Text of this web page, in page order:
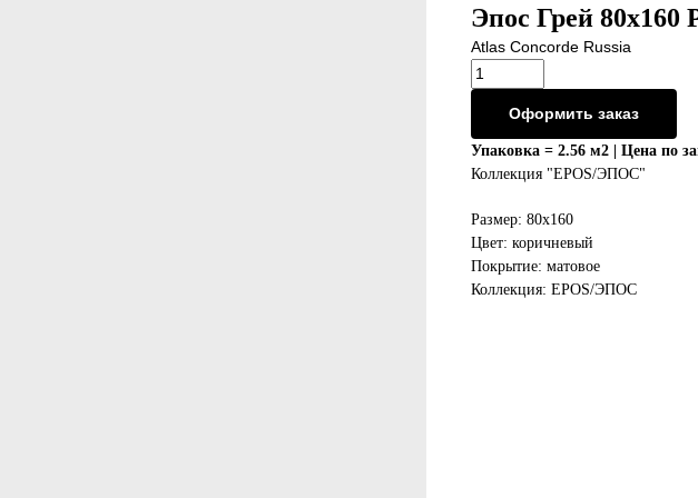
Эпос Грей 80x160
Atlas Concorde Russia
Оформить заказ
Упаковка = 2.56 м2 | Цена по
Коллекция "EPOS/ЭПОС"
Размер: 80х160
Цвет: коричневый
Покрытие: матовое
Коллекция: EPOS/ЭПОС